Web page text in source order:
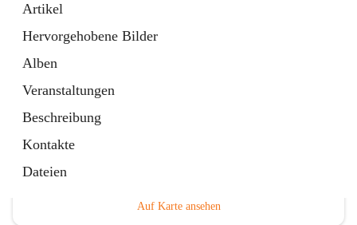
Artikel
Hervorgehobene Bilder
Alben
Veranstaltungen
Beschreibung
Kontakte
Dateien
Tab
Unsere Modellautobahn LIVE
Artikel
öffnet
in
neuem
Tab
Edelsbach 75a, 8332 Edelsbach bei Feldbach, AUT
Auf Karte ansehen